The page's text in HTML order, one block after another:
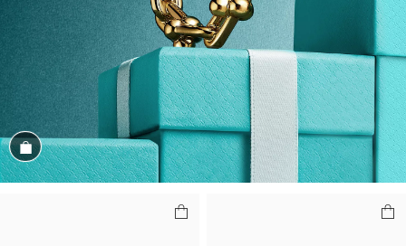
Magasiner cet assortiment